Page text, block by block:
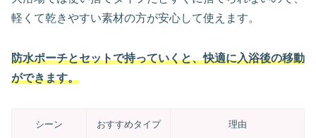
軽くて乾きやすい素材の方が安心して使えます。
防水ポーチとセットで持っていくと、快適に入浴後の移動
ができます。
シーン おすすめタイプ 理由